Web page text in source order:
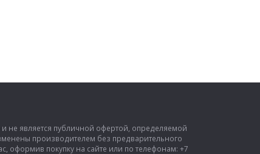
не является публичной офертой, определяемой
производителем без предварительного
покупку на сайте или по телефонам: +7